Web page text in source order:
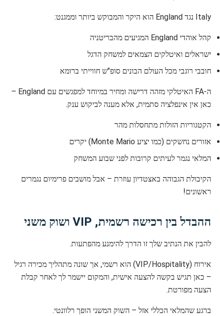
Italy נגד England הוא היקר והמבוקש ביותר וממגנט:
קהל אוהדי England המגיעים מהבריטניה
ישראלים ואיטלקים הצמאים למשחק הדגל
חובבי רוגבי מכל העולם הבונים סופ"ש חווייתי ברומא
ה-FA האיטלקי מזהה דרישה ומחיר במיוחד למפגשים עם England –
כאן אין אינפלציה סתמית, אלא מענה לביקוש ענק.
הקטגוריות הזולות מתחסלות מהר
אזורים נחשקים (כמו יציע Monte Mario) יקרים
המלאי נגמר לעיתים קרובות לפני שבוע המשחק
הקיבולת הגבוהה באצטדיון עוזרת – אבל מושבים פרימיום נגמרים
ראשונים!
ההבדל בין רכישה רשמית, VIP ושוק משני
להבין את הנתיב שלך זו הדרך להימנע מהפתעות.
אירוח (VIP/Hospitality) הוא רשמי, אך שונה מתהליך מכירה רגיל
– כאן תגיש בקשה להצעה אישית, והמקום יישמר לך לאחר קבלת
הצעה מפורטת.
ברגע שהמלאי הכללי אזל – השוק המשני הופך רלוונטי.